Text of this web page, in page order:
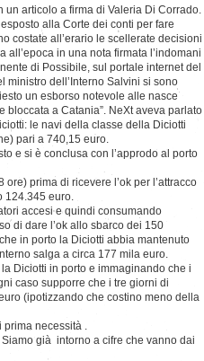
un articolo a firma di Valeria Di Corrado.
alla Corte dei conti per fare
costate all’erario le scellerate decisioni
in una nota firmata l’indomani
di Possibile, sul portale internet del
ministro dell’Interno Salvini si sono
un esborso notevole alle nasce
bloccata a Catania”. NeXt aveva parlato
le navi della classe della Diciotti
pari a 740,15 euro.
e si è conclusa con l’approdo al porto
prima di ricevere l’ok per l’attracco
124.345 euro.
accesi e quindi consumando
di dare l’ok allo sbarco dei 150
in porto la Diciotti abbia mantenuto
salga a circa 177 mila euro.
Diciotti in porto e immaginando che i
caso supporre che i tre giorni di
(ipotizzando che costino meno della
necessità .
già intorno a cifre che vanno dai